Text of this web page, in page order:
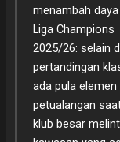
menambah
Liga Champions
2025/26: selain
pertandingan
ada pula elemen
petualangan
klub besar